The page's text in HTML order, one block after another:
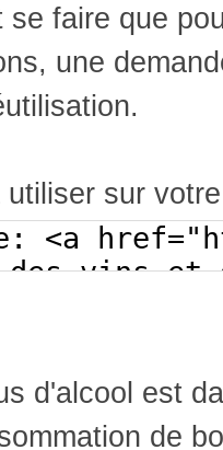
se faire que
une
utiliser sur
d'alcool est
de